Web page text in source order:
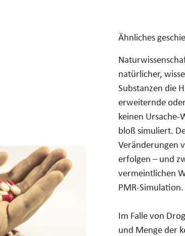
Ähnliches
natürlicher,
Substanzen die
erweiternde
keinen Ursache-
bloß simuliert.
Veränderungen
erfolgen – und
vermeintlichen
PMR-Simulation.
Im Falle von
und Menge der